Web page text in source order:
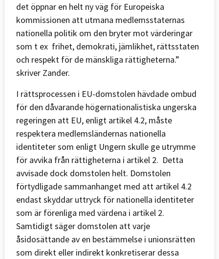
det öppnar en helt ny väg för Europeiska
kommissionen att utmana medlemsstaternas
nationella politik om den bryter mot värderingar
som t ex frihet, demokrati, jämlikhet, rättsstaten
och respekt för de mänskliga rättigheterna.”
skriver Zander.
I rättsprocessen i EU-domstolen hävdade ombud
för den dåvarande högernationalistiska ungerska
regeringen att EU, enligt artikel 4.2, måste
respektera medlemsländernas nationella
identiteter som enligt Ungern skulle ge utrymme
för avvika från rättigheterna i artikel 2. Detta
avvisade dock domstolen helt. Domstolen
förtydligade sammanhanget med att artikel 4.2
endast skyddar uttryck för nationella identiteter
som är förenliga med värdena i artikel 2.
Samtidigt säger domstolen att varje
åsidosättande av en bestämmelse i unionsrätten
som direkt eller indirekt konkretiserar dessa